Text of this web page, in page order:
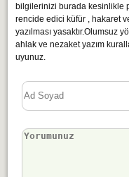
bilgilerinizi burada kesinlikle
rencide edici küfür , hakaret
yazılması yasaktır.Olumsuz
ahlak ve nezaket yazım
uyunuz.